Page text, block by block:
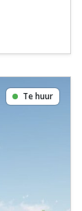
Te huur